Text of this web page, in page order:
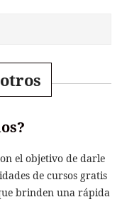
el objetivo de darle
de cursos gratis
brinden una rápida